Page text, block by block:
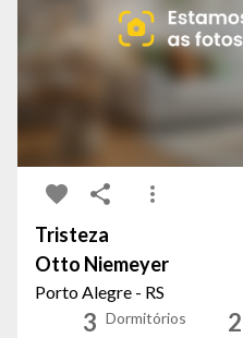
Tristeza
Otto Niemeyer
Porto Alegre - RS
3 Dormitórios 2